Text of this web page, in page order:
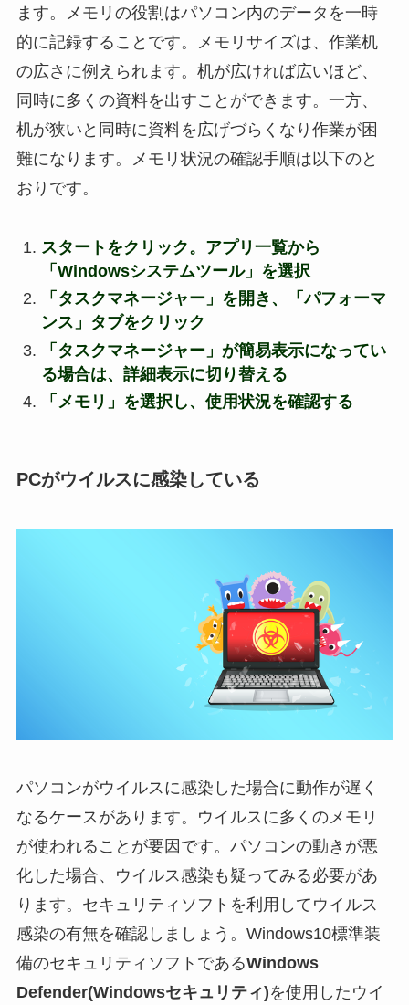
ます。メモリの役割はパソコン内のデータを一時
的に記録することです。メモリサイズは、作業机
の広さに例えられます。机が広ければ広いほど、
同時に多くの資料を出すことができます。一方、
机が狭いと同時に資料を広げづらくなり作業が困
難になります。メモリ状況の確認手順は以下のと
おりです。
スタートをクリック。アプリ一覧から
「Windowsシステムツール」を選択
「タスクマネージャー」を開き、「パフォーマ
ンス」タブをクリック
「タスクマネージャー」が簡易表示になってい
る場合は、詳細表示に切り替える
「メモリ」を選択し、使用状況を確認する
PCがウイルスに感染している
パソコンがウイルスに感染した場合に動作が遅く
なるケースがあります。ウイルスに多くのメモリ
が使われることが要因です。パソコンの動きが悪
化した場合、ウイルス感染も疑ってみる必要があ
ります。 セキュリティソフトを利用してウイルス
感染の有無を確認しましょう。Windows10標準装
備のセキュリティソフトであるWindows
Defender(Windowsセキュリティ)を使用したウイ